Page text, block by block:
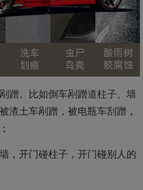
蹭。比如倒车剐蹭道柱子、墙
渣土车剐蹭，被电瓶车刮蹭，
，开门碰柱子，开门碰别人的